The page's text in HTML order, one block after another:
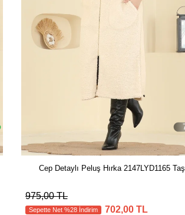
Cep Detaylı Peluş Hırka 2147LYD1165 Taş
975,00 TL
Sepette Net %28 İndirim 702,00 TL